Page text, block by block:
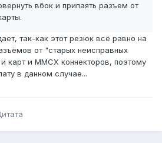
вбок и припаять разъем от
так-как этот резюк всё равно на
от "старых неисправных
карт и MMCX коннекторов, поэтому
в данном случае...